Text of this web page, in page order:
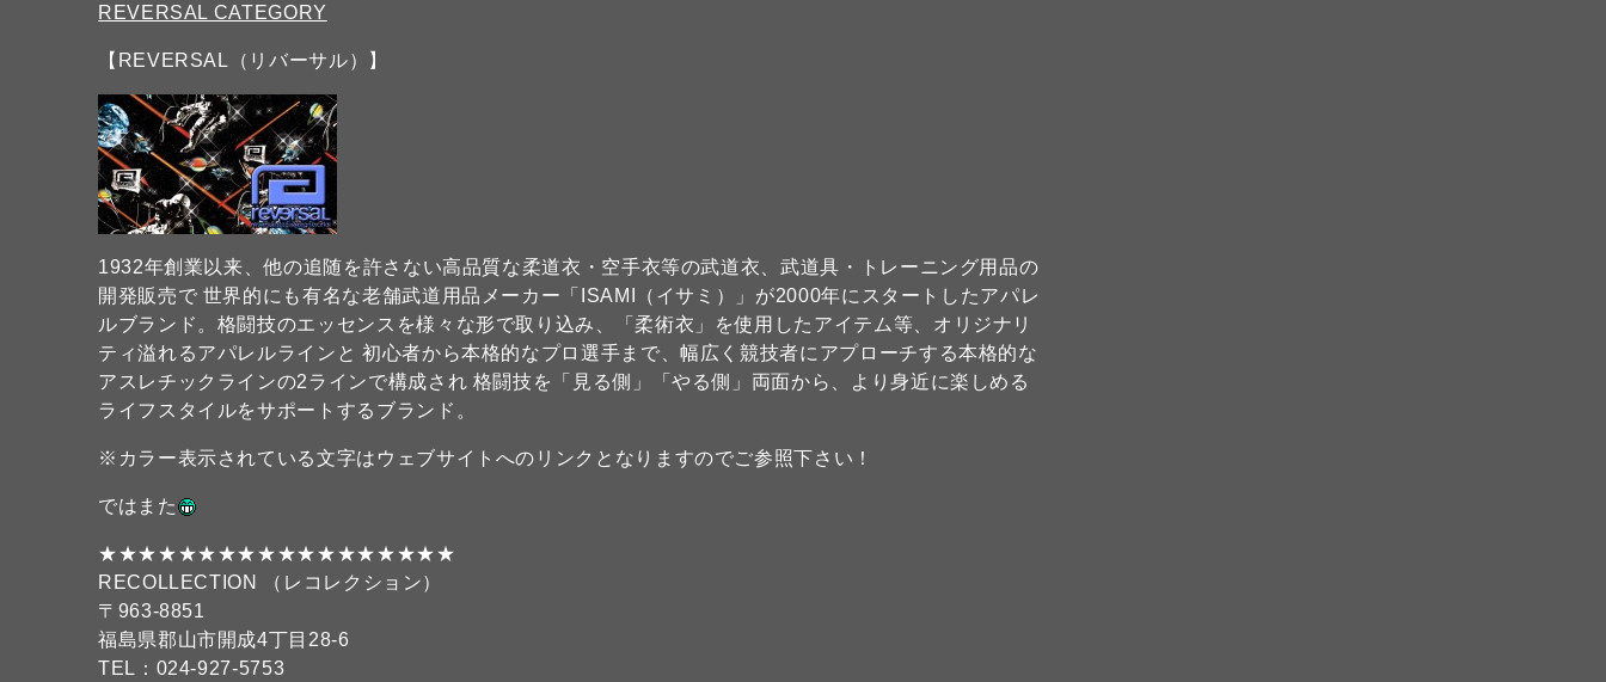
REVERSAL CATEGORY
【REVERSAL（リバーサル）】
1932年創業以来、他の追随を許さない高品質な柔道衣・空手衣等の武道衣、武道具・トレーニング用品の
開発販売で 世界的にも有名な老舗武道用品メーカー「ISAMI（イサミ）」が2000年にスタートしたアパレ
ルブランド。格闘技のエッセンスを様々な形で取り込み、「柔術衣」を使用したアイテム等、オリジナリ
ティ溢れるアパレルラインと 初心者から本格的なプロ選手まで、幅広く競技者にアプローチする本格的な
アスレチックラインの2ラインで構成され 格闘技を「見る側」「やる側」両面から、より身近に楽しめる
ライフスタイルをサポートするブランド。
※カラー表示されている文字はウェブサイトへのリンクとなりますのでご参照下さい！
ではまた
★★★★★★★★★★★★★★★★★★
RECOLLECTION （レコレクション）
〒963-8851
福島県郡山市開成4丁目28-6
TEL：024-927-5753